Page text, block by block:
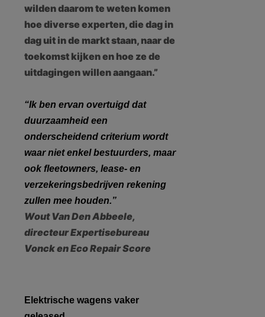
wilden daarom te weten komen
hoe diverse experten, die dag in
dag uit in de markt staan, naar de
toekomst kijken en hoe ze de
uitdagingen willen aangaan.”
“Ik ben ervan overtuigd dat
duurzaamheid een
onderscheidend criterium wordt
waar niet enkel bestuurders, maar
ook fleetowners, lease- en
verzekeringsbedrijven rekening
zullen mee houden.”
Wout Van Den Abbeele,
directeur Expertisebureau
Vonck en Eco Repair Score
Elektrische wagens vaker